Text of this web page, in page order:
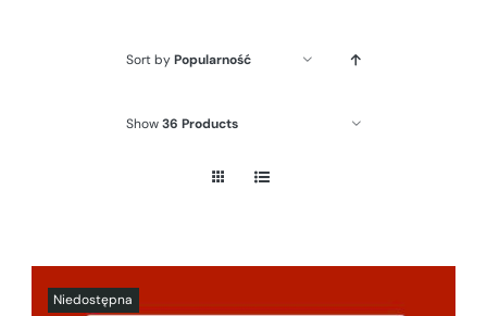
Sort byPopularność
Show36 Products